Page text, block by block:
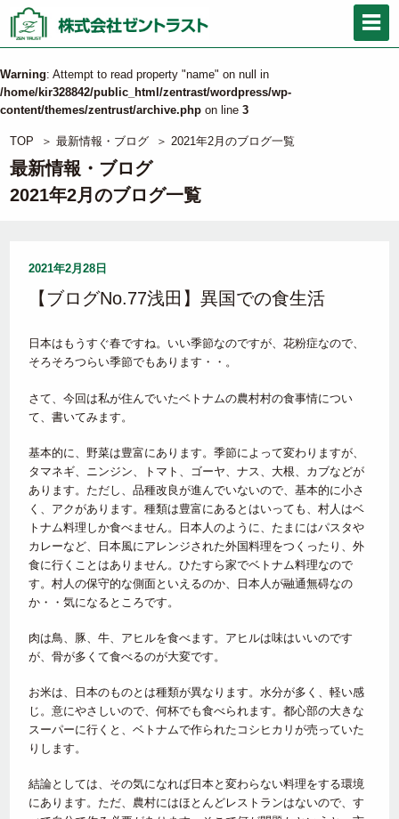
Warning: Attempt to read property "name" on null in
/home/kir328842/public_html/zentrast/wordpress/wp-
content/themes/zentrust/archive.php on line 3
TOP ＞ 最新情報・ブログ ＞ 2021年2月のブログ一覧
最新情報・ブログ
2021年2月のブログ一覧
2021年2月28日
【ブログNo.77浅田】異国での食生活
日本はもうすぐ春ですね。いい季節なのですが、花粉症なので、
そろそろつらい季節でもあります・・。
さて、今回は私が住んでいたベトナムの農村村の食事情につい
て、書いてみます。
基本的に、野菜は豊富にあります。季節によって変わりますが、
タマネギ、ニンジン、トマト、ゴーヤ、ナス、大根、カブなどが
あります。ただし、品種改良が進んでいないので、基本的に小さ
く、アクがあります。種類は豊富にあるとはいっても、村人はベ
トナム料理しか食べません。日本人のように、たまにはパスタや
カレーなど、日本風にアレンジされた外国料理をつくったり、外
食に行くことはありません。ひたすら家でベトナム料理なので
す。村人の保守的な側面といえるのか、日本人が融通無碍なの
か・・気になるところです。
肉は鳥、豚、牛、アヒルを食べます。アヒルは味はいいのです
が、骨が多くて食べるのが大変です。
お米は、日本のものとは種類が異なります。水分が多く、軽い感
じ。意にやさしいので、何杯でも食べられます。都心部の大きな
スーパーに行くと、ベトナムで作られたコシヒカリが売っていた
りします。
結論としては、その気になれば日本と変わらない料理をする環境
にあります。ただ、農村にはほとんどレストランはないので、す